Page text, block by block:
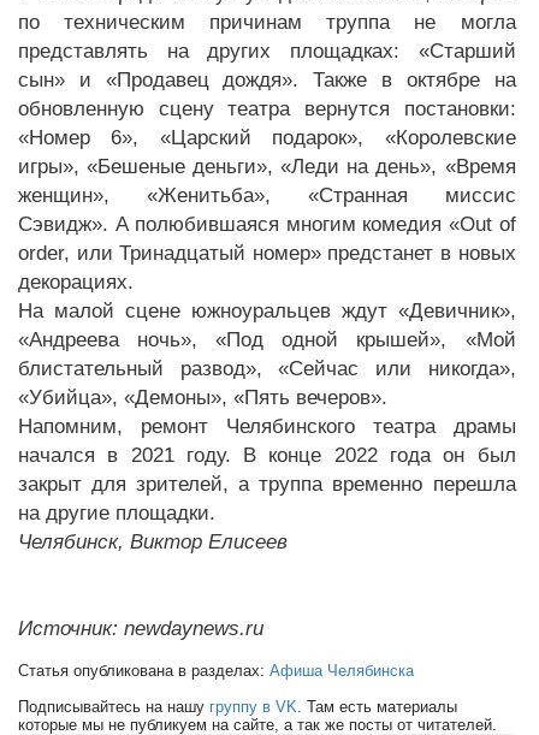
по техническим причинам труппа не могла
представлять на других площадках: «Старший
сын» и «Продавец дождя». Также в октябре на
обновленную сцену театра вернутся постановки:
«Номер 6», «Царский подарок», «Королевские
игры», «Бешеные деньги», «Леди на день», «Время
женщин», «Женитьба», «Странная миссис
Сэвидж». А полюбившаяся многим комедия «Out of
order, или Тринадцатый номер» предстанет в новых
декорациях.
На малой сцене южноуральцев ждут «Девичник»,
«Андреева ночь», «Под одной крышей», «Мой
блистательный развод», «Сейчас или никогда»,
«Убийца», «Демоны», «Пять вечеров».
Напомним, ремонт Челябинского театра драмы
начался в 2021 году. В конце 2022 года он был
закрыт для зрителей, а труппа временно перешла
на другие площадки.
Челябинск, Виктор Елисеев
Источник: newdaynews.ru
Статья опубликована в разделах: Афиша Челябинска
Подписывайтесь на нашу группу в VK . Там есть материалы
которые мы не публикуем на сайте, а так же посты от читателей.